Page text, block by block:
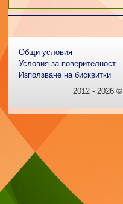
Общи условия
Условия за поверителност
Използване на бисквитки
2012 - 2026 ©